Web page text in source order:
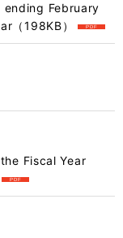
February
（198KB）
Fiscal Year